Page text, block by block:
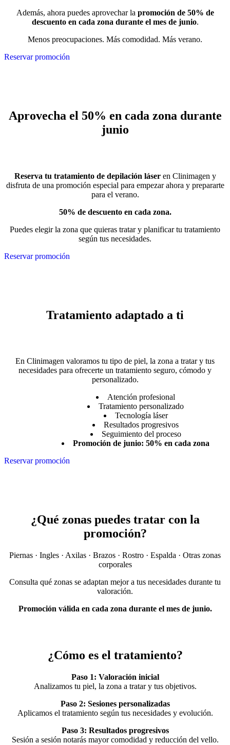
Además, ahora puedes aprovechar la promoción de 50% de
descuento en cada zona durante el mes de junio.
Menos preocupaciones. Más comodidad. Más verano.
Reservar promoción
Aprovecha el 50% en cada zona durante
junio
Reserva tu tratamiento de depilación láseren Clinimagen y
disfruta de una promoción especial para empezar ahora y prepararte
para el verano.
50% de descuento en cada zona.
Puedes elegir la zona que quieras tratar y planificar tu tratamiento
según tus necesidades.
Reservar promoción
Tratamiento adaptado a ti
En Clinimagen valoramos tu tipo de piel, la zona a tratar y tus
necesidades para ofrecerte un tratamiento seguro, cómodo y
personalizado.
Atención profesional
Tratamiento personalizado
Tecnología láser
Resultados progresivos
Seguimiento del proceso
Promoción de junio: 50% en cada zona
Reservar promoción
¿Qué zonas puedes tratar con la
promoción?
Piernas · Ingles · Axilas · Brazos · Rostro · Espalda · Otras zonas
corporales
Consulta qué zonas se adaptan mejor a tus necesidades durante tu
valoración.
Promoción válida en cada zona durante el mes de junio.
¿Cómo es el tratamiento?
Paso 1: Valoración inicial
Analizamos tu piel, la zona a tratar y tus objetivos.
Paso 2: Sesiones personalizadas
Aplicamos el tratamiento según tus necesidades y evolución.
Paso 3: Resultados progresivos
Sesión a sesión notarás mayor comodidad y reducción del vello.